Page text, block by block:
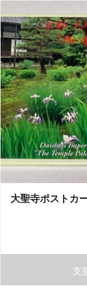
大聖寺ポストカ
支